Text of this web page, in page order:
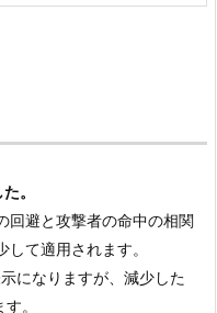
。
回避と攻撃者の命中の相関
て適用されます。
になりますが、減少した
。